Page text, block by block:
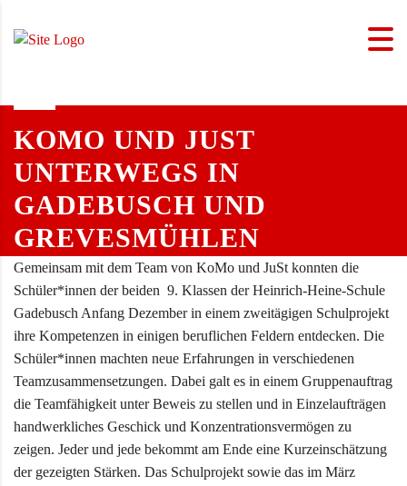
KOMO UND JUST
UNTERWEGS IN
GADEBUSCH UND
GREVESMÜHLEN
Gemeinsam mit dem Team von KoMo und JuSt konnten die
Schüler*innen der beiden 9. Klassen der Heinrich-Heine-Schule
Gadebusch Anfang Dezember in einem zweitägigen Schulprojekt
ihre Kompetenzen in einigen beruflichen Feldern entdecken. Die
Schüler*innen machten neue Erfahrungen in verschiedenen
Teamzusammensetzungen. Dabei galt es in einem Gruppenauftrag
die Teamfähigkeit unter Beweis zu stellen und in Einzelaufträgen
handwerkliches Geschick und Konzentrationsvermögen zu
zeigen. Jeder und jede bekommt am Ende eine Kurzeinschätzung
der gezeigten Stärken. Das Schulprojekt sowie das im März